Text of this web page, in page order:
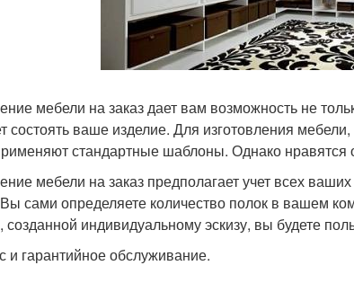
мебели на заказ дает вам возможность не
состоять ваше изделие. Для изготовления
стандартные шаблоны. Однако нравятся
мебели на заказ предполагает учет всех
сами определяете количество полок в вашем
индивидуальному эскизу, вы будете
и гарантийное обслуживание.